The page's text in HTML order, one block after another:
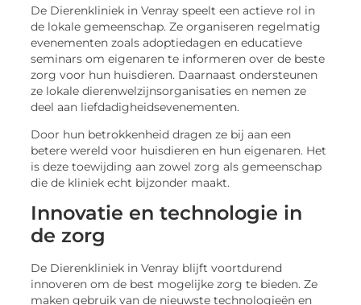
De Dierenkliniek in Venray speelt een actieve rol in
de lokale gemeenschap. Ze organiseren regelmatig
evenementen zoals adoptiedagen en educatieve
seminars om eigenaren te informeren over de beste
zorg voor hun huisdieren. Daarnaast ondersteunen
ze lokale dierenwelzijnsorganisaties en nemen ze
deel aan liefdadigheidsevenementen.
Door hun betrokkenheid dragen ze bij aan een
betere wereld voor huisdieren en hun eigenaren. Het
is deze toewijding aan zowel zorg als gemeenschap
die de kliniek echt bijzonder maakt.
Innovatie en technologie in
de zorg
De Dierenkliniek in Venray blijft voortdurend
innoveren om de best mogelijke zorg te bieden. Ze
maken gebruik van de nieuwste technologieën en